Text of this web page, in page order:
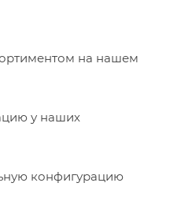
на нашем
у наших
конфигурацию